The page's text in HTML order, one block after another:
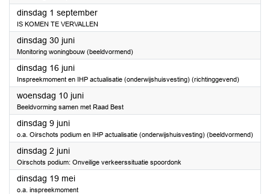
dinsdag 1 september2026
IS KOMEN TE VERVALLEN
dinsdag 30 juni2026
Monitoring woningbouw (beeldvormend)
dinsdag 16 juni2026
Inspreekmoment en IHP actualisatie (onderwijshuisvesting) (richtinggevend)
woensdag 10 juni2026
Beeldvorming samen met Raad Best
dinsdag 9 juni2026
o.a. Oirschots podium en IHP actualisatie (onderwijshuisvesting) (beeldvormend)
dinsdag 2 juni2026
Oirschots podium: Onveilige verkeerssituatie spoordonk
dinsdag 19 mei2026
o.a. inspreekmoment